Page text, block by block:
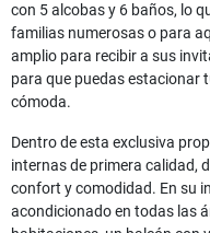
con 5 alcobas y 6 baños, lo
familias numerosas o para
amplio para recibir a sus
para que puedas estacionar
cómoda.
Dentro de esta exclusiva
internas de primera calidad,
confort y comodidad. En su
acondicionado en todas las